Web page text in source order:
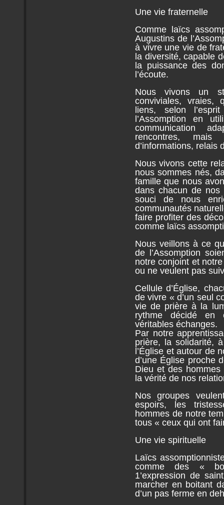
Une vie fraternelle
Comme laïcs
Augustins de
à vivre une vie de
la diversité, capable
la puissance des
l’écoute.
Nous vivons un
conviviales, vraies,
liens, selon
l’Assomption en
communication
rencontres, mais
d’informations, relais
Nous vivons cette
nous sommes nés,
famille que nous
dans chacun de
souci de nous
communautés
faire profiter des
comme laïcs
Nous veillons à ce
de l’Assomption
notre conjoint et
ou ne veulent pas
Cellule d’Église,
de vivre « d’un seul
vie de prière à la
rythme décidé en
véritables échanges.
Par notre
prière, la solidarité,
l’Église et autour de
d’une Église proche
Dieu et des hommes
la vérité de nos
Nos groupes
espoirs, les
hommes de notre
tous « ceux qui ont
Une vie spirituelle
Laïcs
comme des «
1’expression de
marcher en boitant
d’un pas ferme en